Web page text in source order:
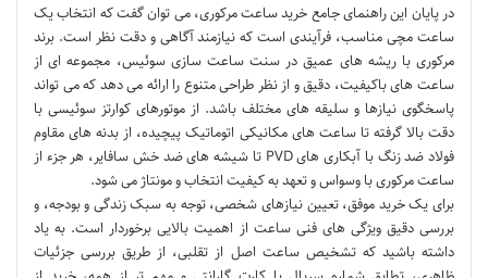
در پایان این راهنمای جامع خرید ساعت مرکوری، می توان گفت که انتخاب یک
ساعت مچی مناسب، فرآیندی است که نیازمند آگاهی و دقت نظر است. برند
مرکوری با ریشه های عمیق در سنت ساعت سازی سوئیس، مجموعه ای از
ساعت های باکیفیت، دقیق و از نظر طراحی متنوع را ارائه می دهد که می تواند
پاسخگوی نیازها و سلیقه های مختلف باشد. از موتورهای کوارتز سوئیسی با
دقت بالا گرفته تا ساعت های مکانیکی اتوماتیک پیچیده، از بدنه های مقاوم
فولاد ضد زنگ با آبکاری های PVD تا شیشه های ضد خش سافایر، هر جزء از
ساعت مرکوری با وسواس و تعهد به کیفیت انتخاب و مونتاژ می شود.
برای یک خرید موفق، تعیین نیازهای شخصی، توجه به سبک زندگی و بودجه، و
بررسی دقیق ویژگی های فنی ساعت از اهمیت بالایی برخوردار است. به یاد
داشته باشید که تشخیص ساعت اصل از تقلبی، از طریق بررسی جزئیات